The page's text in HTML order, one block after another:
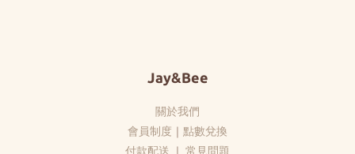
Jay&Bee
關於我們
會員制度 ｜ 點數兌換
付款配送 ｜ 常見問題